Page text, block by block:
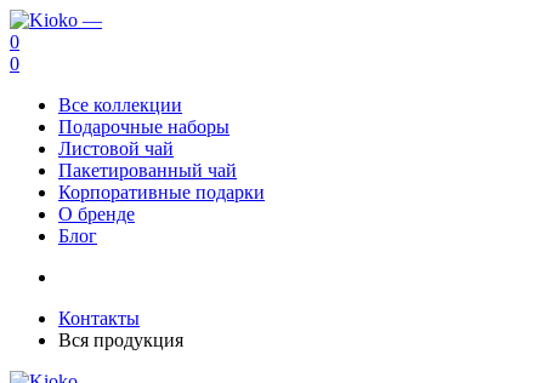
0
0
Все коллекции
Подарочные наборы
Листовой чай
Пакетированный чай
Корпоративные подарки
О бренде
Блог
Контакты
Вся продукция